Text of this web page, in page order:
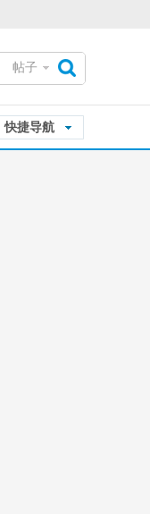
帖子
快捷导航